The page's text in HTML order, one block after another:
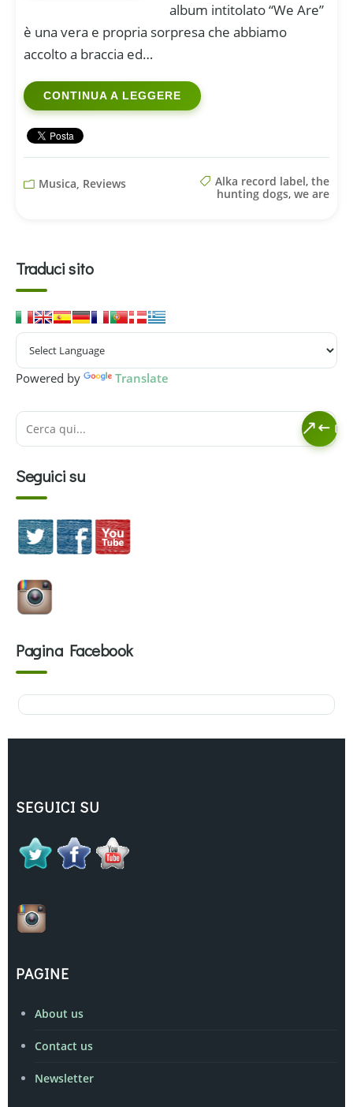
album intitolato “We Are”
è una vera e propria sorpresa che abbiamo
accolto a braccia ed…
CONTINUA A LEGGERE
Musica, Reviews Alka record label, the
hunting dogs, we are
Traduci sito
Powered by Translate
Seguici su
Pagina Facebook
SEGUICI SU
PAGINE
About us
Contact us
Newsletter